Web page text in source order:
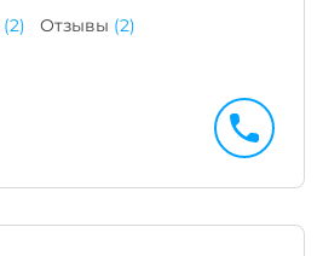
(2) Отзывы (2)